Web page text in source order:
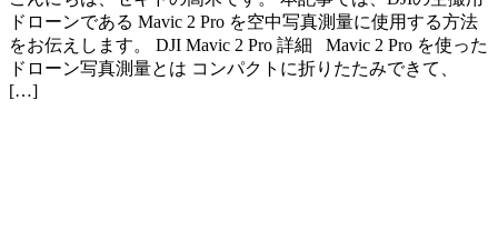
ドローンである Mavic 2 Pro を空中写真測量に使用する方法
をお伝えします。 DJI Mavic 2 Pro 詳細 Mavic 2 Pro を使った
ドローン写真測量とは コンパクトに折りたたみできて、
[…]